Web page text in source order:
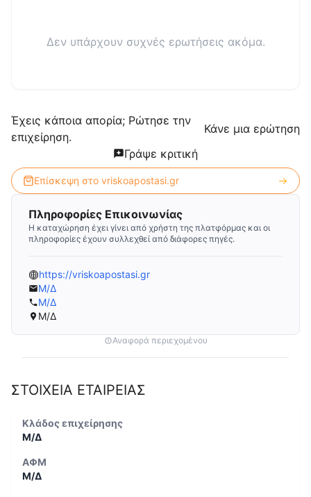
Δεν υπάρχουν συχνές ερωτήσεις ακόμα.
Έχεις κάποια απορία; Ρώτησε την
επιχείρηση.
Κάνε μια ερώτηση
Γράψε κριτική
Επίσκεψη στο vriskoapostasi.gr
Πληροφορίες Επικοινωνίας
Η καταχώρηση έχει γίνει από χρήστη της πλατφόρμας και οι
πληροφορίες έχουν συλλεχθεί από διάφορες πηγές.
https://vriskoapostasi.gr
Μ/Δ
Μ/Δ
Μ/Δ
Αναφορά περιεχομένου
ΣΤΟΙΧΕΙΑ ΕΤΑΙΡΕΙΑΣ
Κλάδος επιχείρησης
Μ/Δ
ΑΦΜ
Μ/Δ